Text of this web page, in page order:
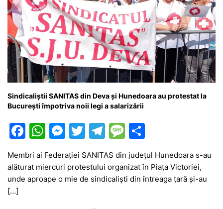
Sindicaliștii SANITAS din Deva și Hunedoara au protestat la
București împotriva noii legi a salarizării
F
a
c
e
W
at
s
M
e
s
s
T
itt
er
T
e
gr
M
e
s
s
ta
je
Membri ai Federației SANITAS din județul Hunedoara s-au
alăturat miercuri protestului organizat în Piața Victoriei,
unde aproape o mie de sindicaliști din întreaga țară și-au
[…]